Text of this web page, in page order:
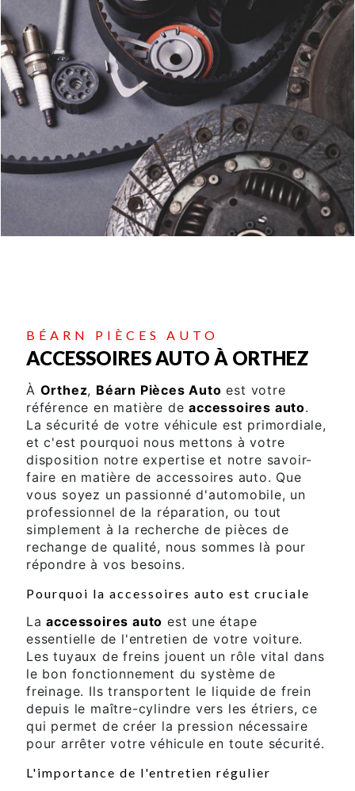
BÉARN PIÈCES AUTO
ACCESSOIRES AUTO À ORTHEZ
À Orthez, Béarn Pièces Auto est votre
référence en matière deaccessoires auto.
La sécurité de votre véhicule est primordiale,
et c'est pourquoi nous mettons à votre
disposition notre expertise et notre savoir-
faire en matière de accessoires auto. Que
vous soyez un passionné d'automobile, un
professionnel de la réparation, ou tout
simplement à la recherche de pièces de
rechange de qualité, nous sommes là pour
répondre à vos besoins.
Pourquoi la accessoires auto est cruciale
Laaccessoires auto est une étape
essentielle de l'entretien de votre voiture.
Les tuyaux de freins jouent un rôle vital dans
le bon fonctionnement du système de
freinage. Ils transportent le liquide de frein
depuis le maître-cylindre vers les étriers, ce
qui permet de créer la pression nécessaire
pour arrêter votre véhicule en toute sécurité.
L'importance de l'entretien régulier